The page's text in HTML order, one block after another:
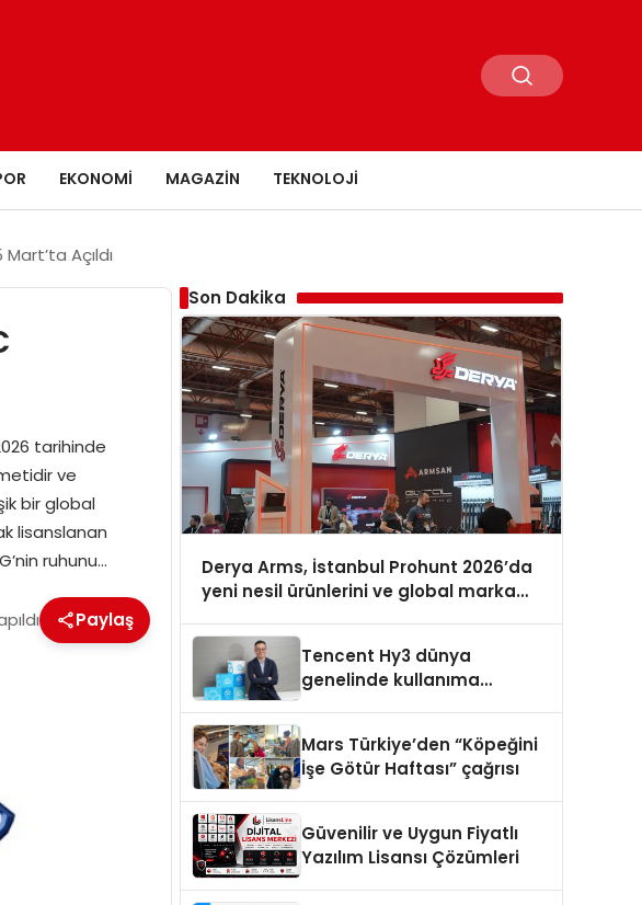
EKONOMI MAGAZIN TEKNOLOJI
Açıldı
tarihinde
ve
bir global
lisanslanan
ruhunu…
Paylaş
Son Dakika
Derya Arms, İstanbul Prohunt 2026’da
yeni nesil ürünlerini ve global marka
Tencent Hy3 dünya
genelinde kullanıma
Mars Türkiye’den “Köpeğini
İşe Götür Haftası” çağrısı
Güvenilir ve Uygun Fiyatlı
Yazılım Lisansı Çözümleri